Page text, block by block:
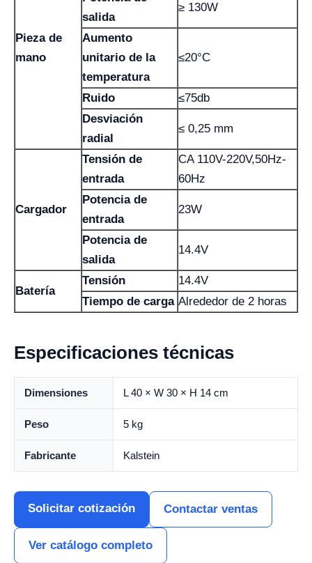
Pieza de
mano
salida
≥ 130W
Aumento
unitario de la
temperatura
≤20°C
Ruido
≤75db
Desviación
radial
≤ 0,25 mm
Cargador
Tensión de
entrada
CA 110V-220V,50Hz-
60Hz
Potencia de
entrada
23W
Potencia de
salida
14.4V
Batería
Tensión
14.4V
Tiempo de carga Alrededor de 2 horas
Especificaciones técnicas
Dimensiones L 40 × W 30 × H 14 cm
Peso 5 kg
Fabricante Kalstein
Solicitar cotización Contactar ventas
Ver catálogo completo